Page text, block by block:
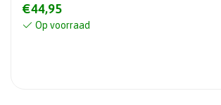
€44,95
Op voorraad